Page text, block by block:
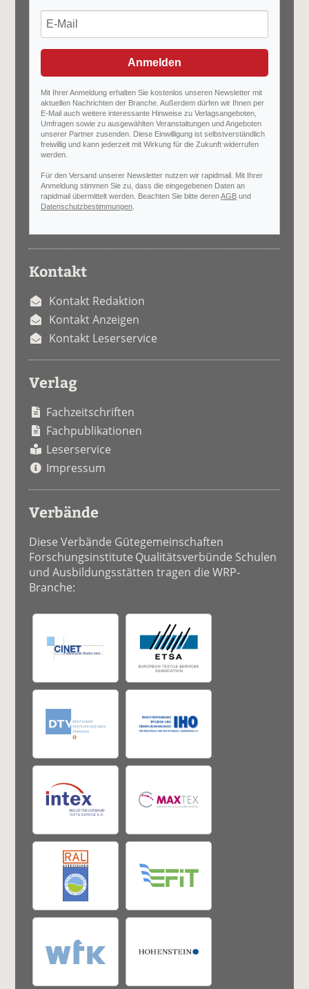
Anmelden
Mit Ihrer Anmeldung erhalten Sie kostenlos unseren Newsletter mit
aktuellen Nachrichten der Branche. Außerdem dürfen wir Ihnen per
E-Mail auch weitere interessante Hinweise zu Verlagsangeboten,
Umfragen sowie zu ausgewählten Veranstaltungen und Angeboten
unserer Partner zusenden. Diese Einwilligung ist selbstverständlich
freiwillig und kann jederzeit mit Wirkung für die Zukunft widerrufen
werden.
Für den Versand unserer Newsletter nutzen wir rapidmail. Mit Ihrer
Anmeldung stimmen Sie zu, dass die eingegebenen Daten an
rapidmail übermittelt werden. Beachten Sie bitte derenAGB und
Datenschutzbestimmungen
Kontakt
Kontakt Redaktion
Kontakt Anzeigen
Kontakt Leserservice
Verlag
Fachzeitschriften
Fachpublikationen
Leserservice
Impressum
Verbände
Diese Verbände Gütegemeinschaften
Forschungsinstitute Qualitätsverbünde Schulen
und Ausbildungsstätten tragen die WRP-
Branche: